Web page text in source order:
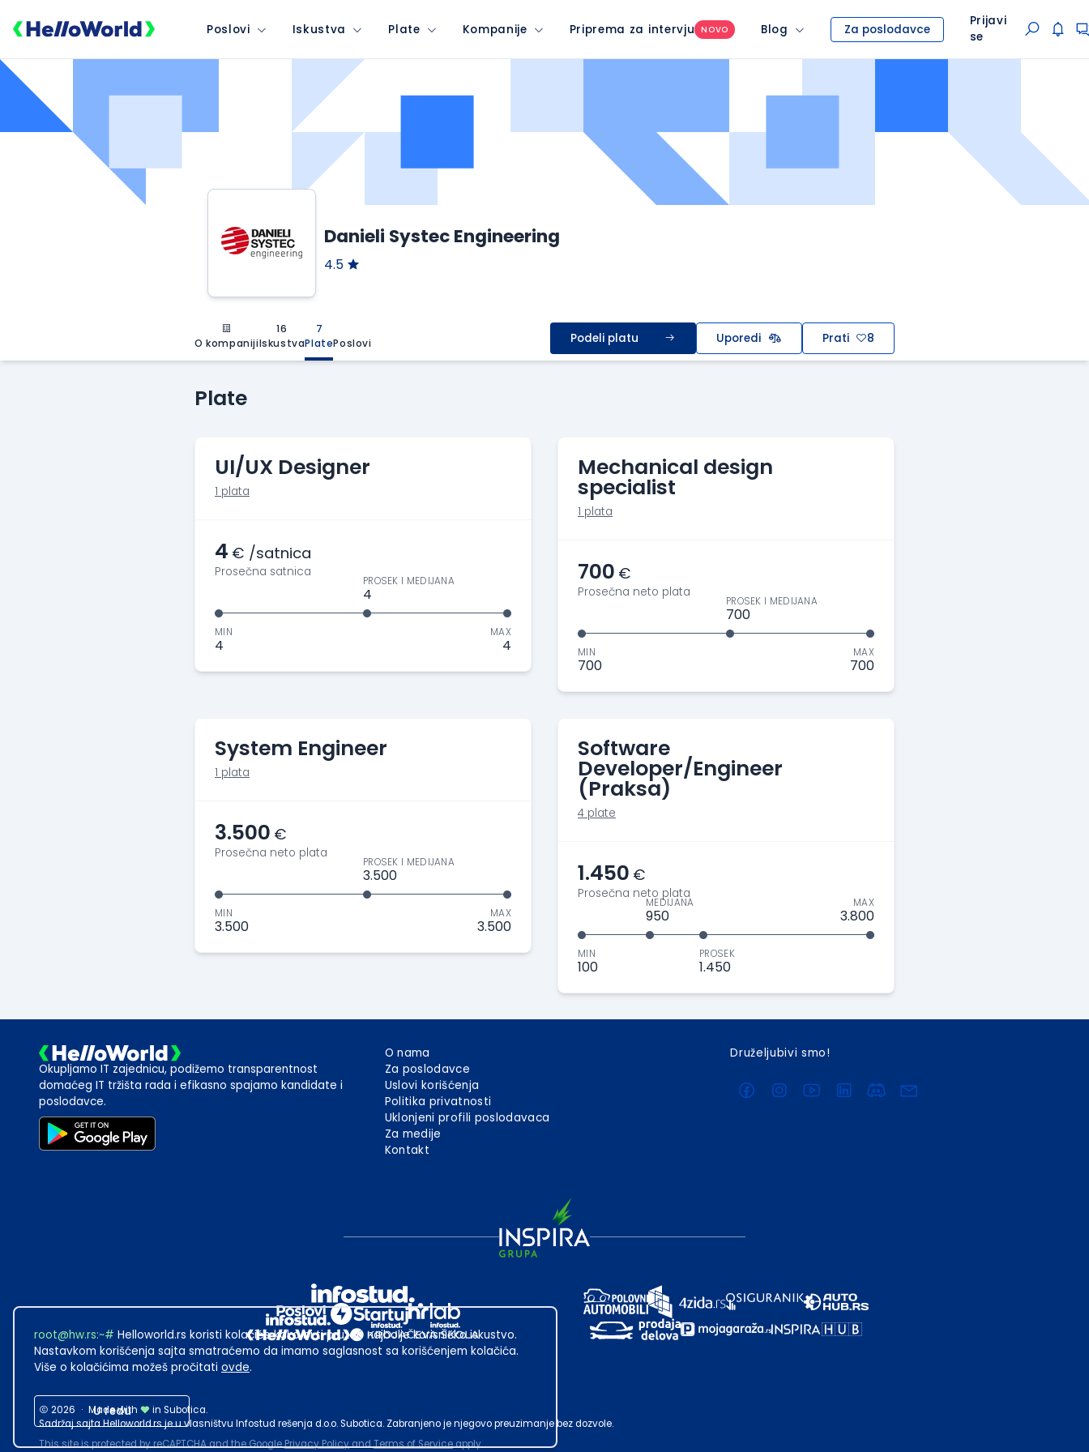
Poslovi Iskustva Plate Kompanije Priprema za intervju NOVO Blog Za poslodavce
Prijavi
se
Danieli Systec Engineering
4.5
O kompaniji
16
Iskustva
7
PlatePoslovi Podeli platu Uporedi Prati 8
Plate
UI/UX Designer
1 plata
4 € /satnica
Prosečna satnica
MIN
4
PROSEK I MEDIJANA
4
MAX
4
Mechanical design
specialist
1 plata
700 €
Prosečna neto plata
MIN
700
PROSEK I MEDIJANA
700
MAX
700
System Engineer
1 plata
3.500 €
Prosečna neto plata
MIN
3.500
PROSEK I MEDIJANA
3.500
MAX
3.500
Software
Developer/Engineer
(Praksa)
4 plate
1.450 €
Prosečna neto plata
MIN
100
MEDIJANA
950
PROSEK
1.450
MAX
3.800
Okupljamo IT zajednicu, podižemo transparentnost
domaćeg IT tržišta rada i efikasno spajamo kandidate i
poslodavce.
O nama
Za poslodavce
Uslovi korišćenja
Politika privatnosti
Uklonjeni profili poslodavaca
Za medije
Kontakt
Druželjubivi smo!
2026 · Made with
in Subotica.
Sadržaj sajta Helloworld.rs je u vlasništvu Infostud rešenja d.o.o. Subotica. Zabranjeno je njegovo preuzimanje bez dozvole.
This site is protected by reCAPTCHA and the GooglePrivacy PolicyandTerms of Serviceapply.
root@hw.rs:~# Helloworld.rs koristi kolačiće kako bi ti pružao najbolje korisničko iskustvo.
Nastavkom korišćenja sajta smatraćemo da imamo saglasnost sa korišćenjem kolačića.
Više o kolačićima možeš pročitati ovde.
U redu